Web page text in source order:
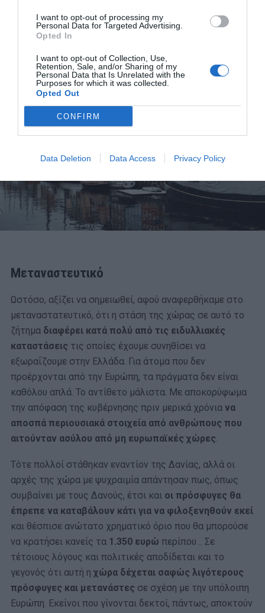
I want to opt-out of processing my
Personal Data for Targeted Advertising.
Opted In
I want to opt-out of Collection, Use,
Retention, Sale, and/or Sharing of my
Personal Data that Is Unrelated with the
Purposes for which it was collected.
Opted Out
CONFIRM
Data Deletion Data Access Privacy Policy
λαμβάνει για κάθε παιδί, ανεξάρτητα από εισοδηματικά
κριτήρια, μέχρι την ενηλικίωσή του,
Μεταναστευτικό
Ωστόσο, αξίζει να σημειωθεί, αφού αναφερθήκαμε στο
μεταναστατευτικό, ότι η στάση της χώρας σε αυτό το
ζήτημα διαφέρει κατά πολύ από τις ειδυλλιακές
καταστάσεις τις οποίες έχουμε συνηθίσει να
εξωραΐζουμε στην Ελλάδα. Για άτομα που δεν
προέρχονται από την Ευρώπη, τα πράγματα δεν είναι
καθόλου απλά. Το αντίθετο μάλιστα. Με αποκορύφωμα
την απόφαση της κυβέρνησης πριν μερικά χρόνια να
αποσπά περιουσιακά στοιχεία από ανθρώπους που
αιτούνταν ασύλου από μη ευρωπαϊκές χώρες.
Τότε πολλοί στάθηκαν εναντίον της Δανίας, αλλά οι
αρχές της χώρα με ψυχραιμία απάντησαν πως, όπως
συμβαίνει με τους Δανούς, έτσι και οι πρόσφυγες θα
έπρεπε να καταβάλουν κάτι για να φιλοξενηθούν εκεί
και θέσπισε ανώτατο χρηματικό όριο που θα μπορούσε
να κρατήσει κανείς τα 1.350 ευρώ περίπου… Σε
τέτοιους λόγους και πολιτικές αποδίδεται και το
γεγονός ότι αυτή η χώρα δέχεται σαφώς λιγότερους
πρόσφυγες και μετανάστες σε σχέση με την υπόλοιπη
Ευρώπη. Εκείνοι που γίνονται δεκτοί, πάντως, αποκτούν